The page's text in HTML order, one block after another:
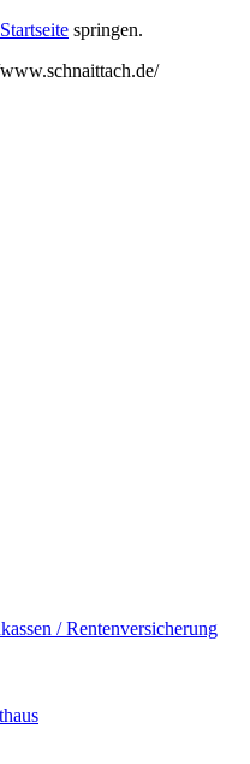
springen.
/ Rentenversicherung